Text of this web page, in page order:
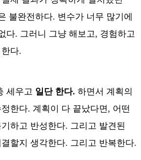
불완전하다. 변수가 너무 많기에
다. 그러니 그냥 해보고, 경험하고
다.
세우고 일단 한다. 하면서 계획의
한다. 계획이 다 끝났다면, 어떤
하고 반성한다. 그리고 발견된
할지 생각한다. 그리고 반복한다.